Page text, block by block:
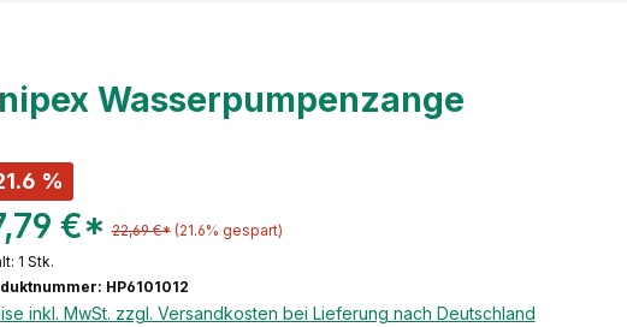
Wasserpumpenzange
%
€* 22,69 €* (21.6% gespart)
1 Stk.
HP6101012
inkl. MwSt. zzgl. Versandkosten bei Lieferung nach Deutschland